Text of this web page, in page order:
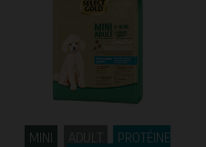
MINI
PROTÉINE